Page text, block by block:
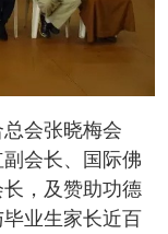
会张晓梅会
会长、国际佛
，及赞助功德
业生家长近百